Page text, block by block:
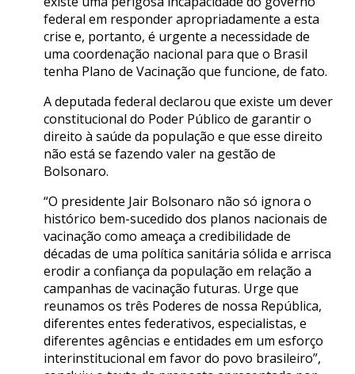
federal em responder apropriadamente a esta
crise e, portanto, é urgente a necessidade de
uma coordenação nacional para que o Brasil
tenha Plano de Vacinação que funcione, de fato.
A deputada federal declarou que existe um dever
constitucional do Poder Público de garantir o
direito à saúde da população e que esse direito
não está se fazendo valer na gestão de
Bolsonaro.
“O presidente Jair Bolsonaro não só ignora o
histórico bem-sucedido dos planos nacionais de
vacinação como ameaça a credibilidade de
décadas de uma política sanitária sólida e arrisca
erodir a confiança da população em relação a
campanhas de vacinação futuras. Urge que
reunamos os três Poderes de nossa República,
diferentes entes federativos, especialistas, e
diferentes agências e entidades em um esforço
interinstitucional em favor do povo brasileiro”,